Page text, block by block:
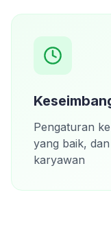
Pengaturan
yang baik,
karyawan